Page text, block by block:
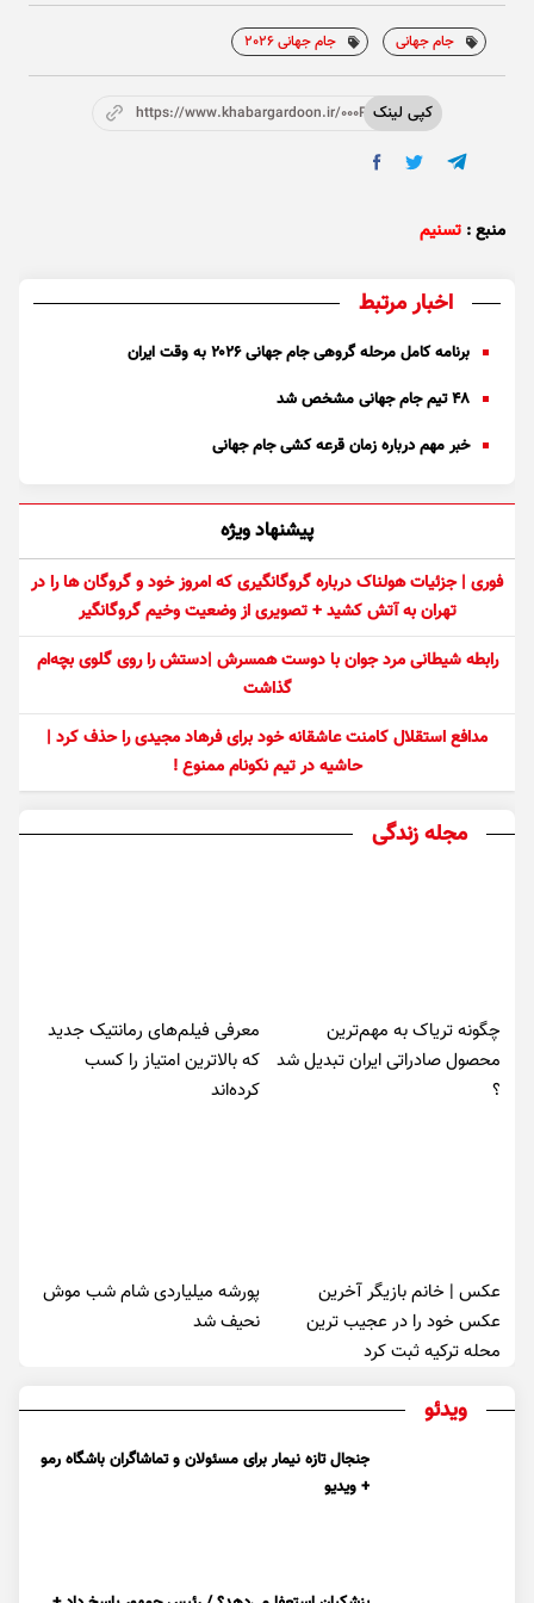
جام جهانی جام جهانی 2026
کپی لینکhttps://www.khabargardoon.ir/000P9B
منبع : تسنیم
اخبار مرتبط
برنامه کامل مرحله گروهی جام جهانی ۲۰۲۶ به وقت ایران
۴۸ تیم جام جهانی مشخص شد
خبر مهم درباره زمان قرعه کشی جام جهانی
پیشنهاد ویژه
فوری | جزئیات هولناک درباره گروگانگیری که امروز خود و گروگان ها را در
تهران به آتش کشید + تصویری از وضعیت وخیم گروگانگیر
رابطه شیطانی مرد جوان با دوست همسرش |دستش را روی گلوی بچه‌ام
گذاشت
مدافع استقلال کامنت عاشقانه خود برای فرهاد مجیدی را حذف کرد |
حاشیه در تیم نکونام ممنوع !
مجله زندگی
چگونه تریاک به مهم‌ترین
محصول صادراتی ایران تبدیل شد
؟
معرفی فیلم‌های رمانتیک جدید
که بالاترین امتیاز را کسب
کرده‌اند
عکس | خانم بازیگر آخرین
عکس خود را در عجیب ترین
محله ترکیه ثبت کرد
پورشه میلیاردی شام شب موش‌
نحیف شد
ویدئو
جنجال تازه نیمار برای مسئولان و تماشاگران باشگاه رمو
+ ویدیو